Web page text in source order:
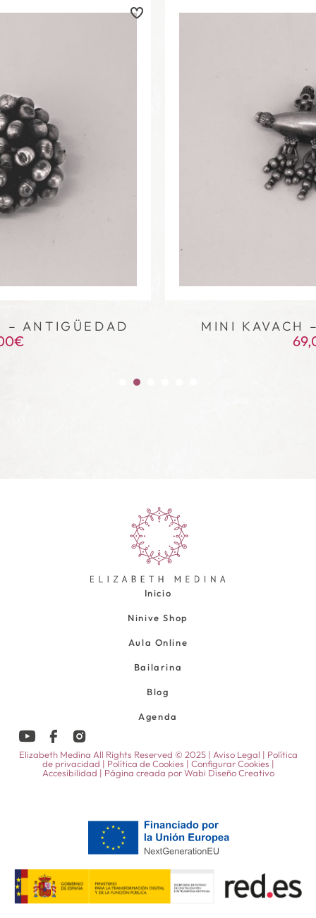
– ANTIGÜEDAD
€
MINI KAVACH
Inicio
Ninive Shop
Aula Online
Bailarina
Blog
Agenda
Elizabeth Medina All Rights Reserved © 2025 | Aviso Legal | Política
de privacidad | Política de Cookies | Configurar Cookies |
Accesibilidad | Página creada porWabi Diseño Creativo